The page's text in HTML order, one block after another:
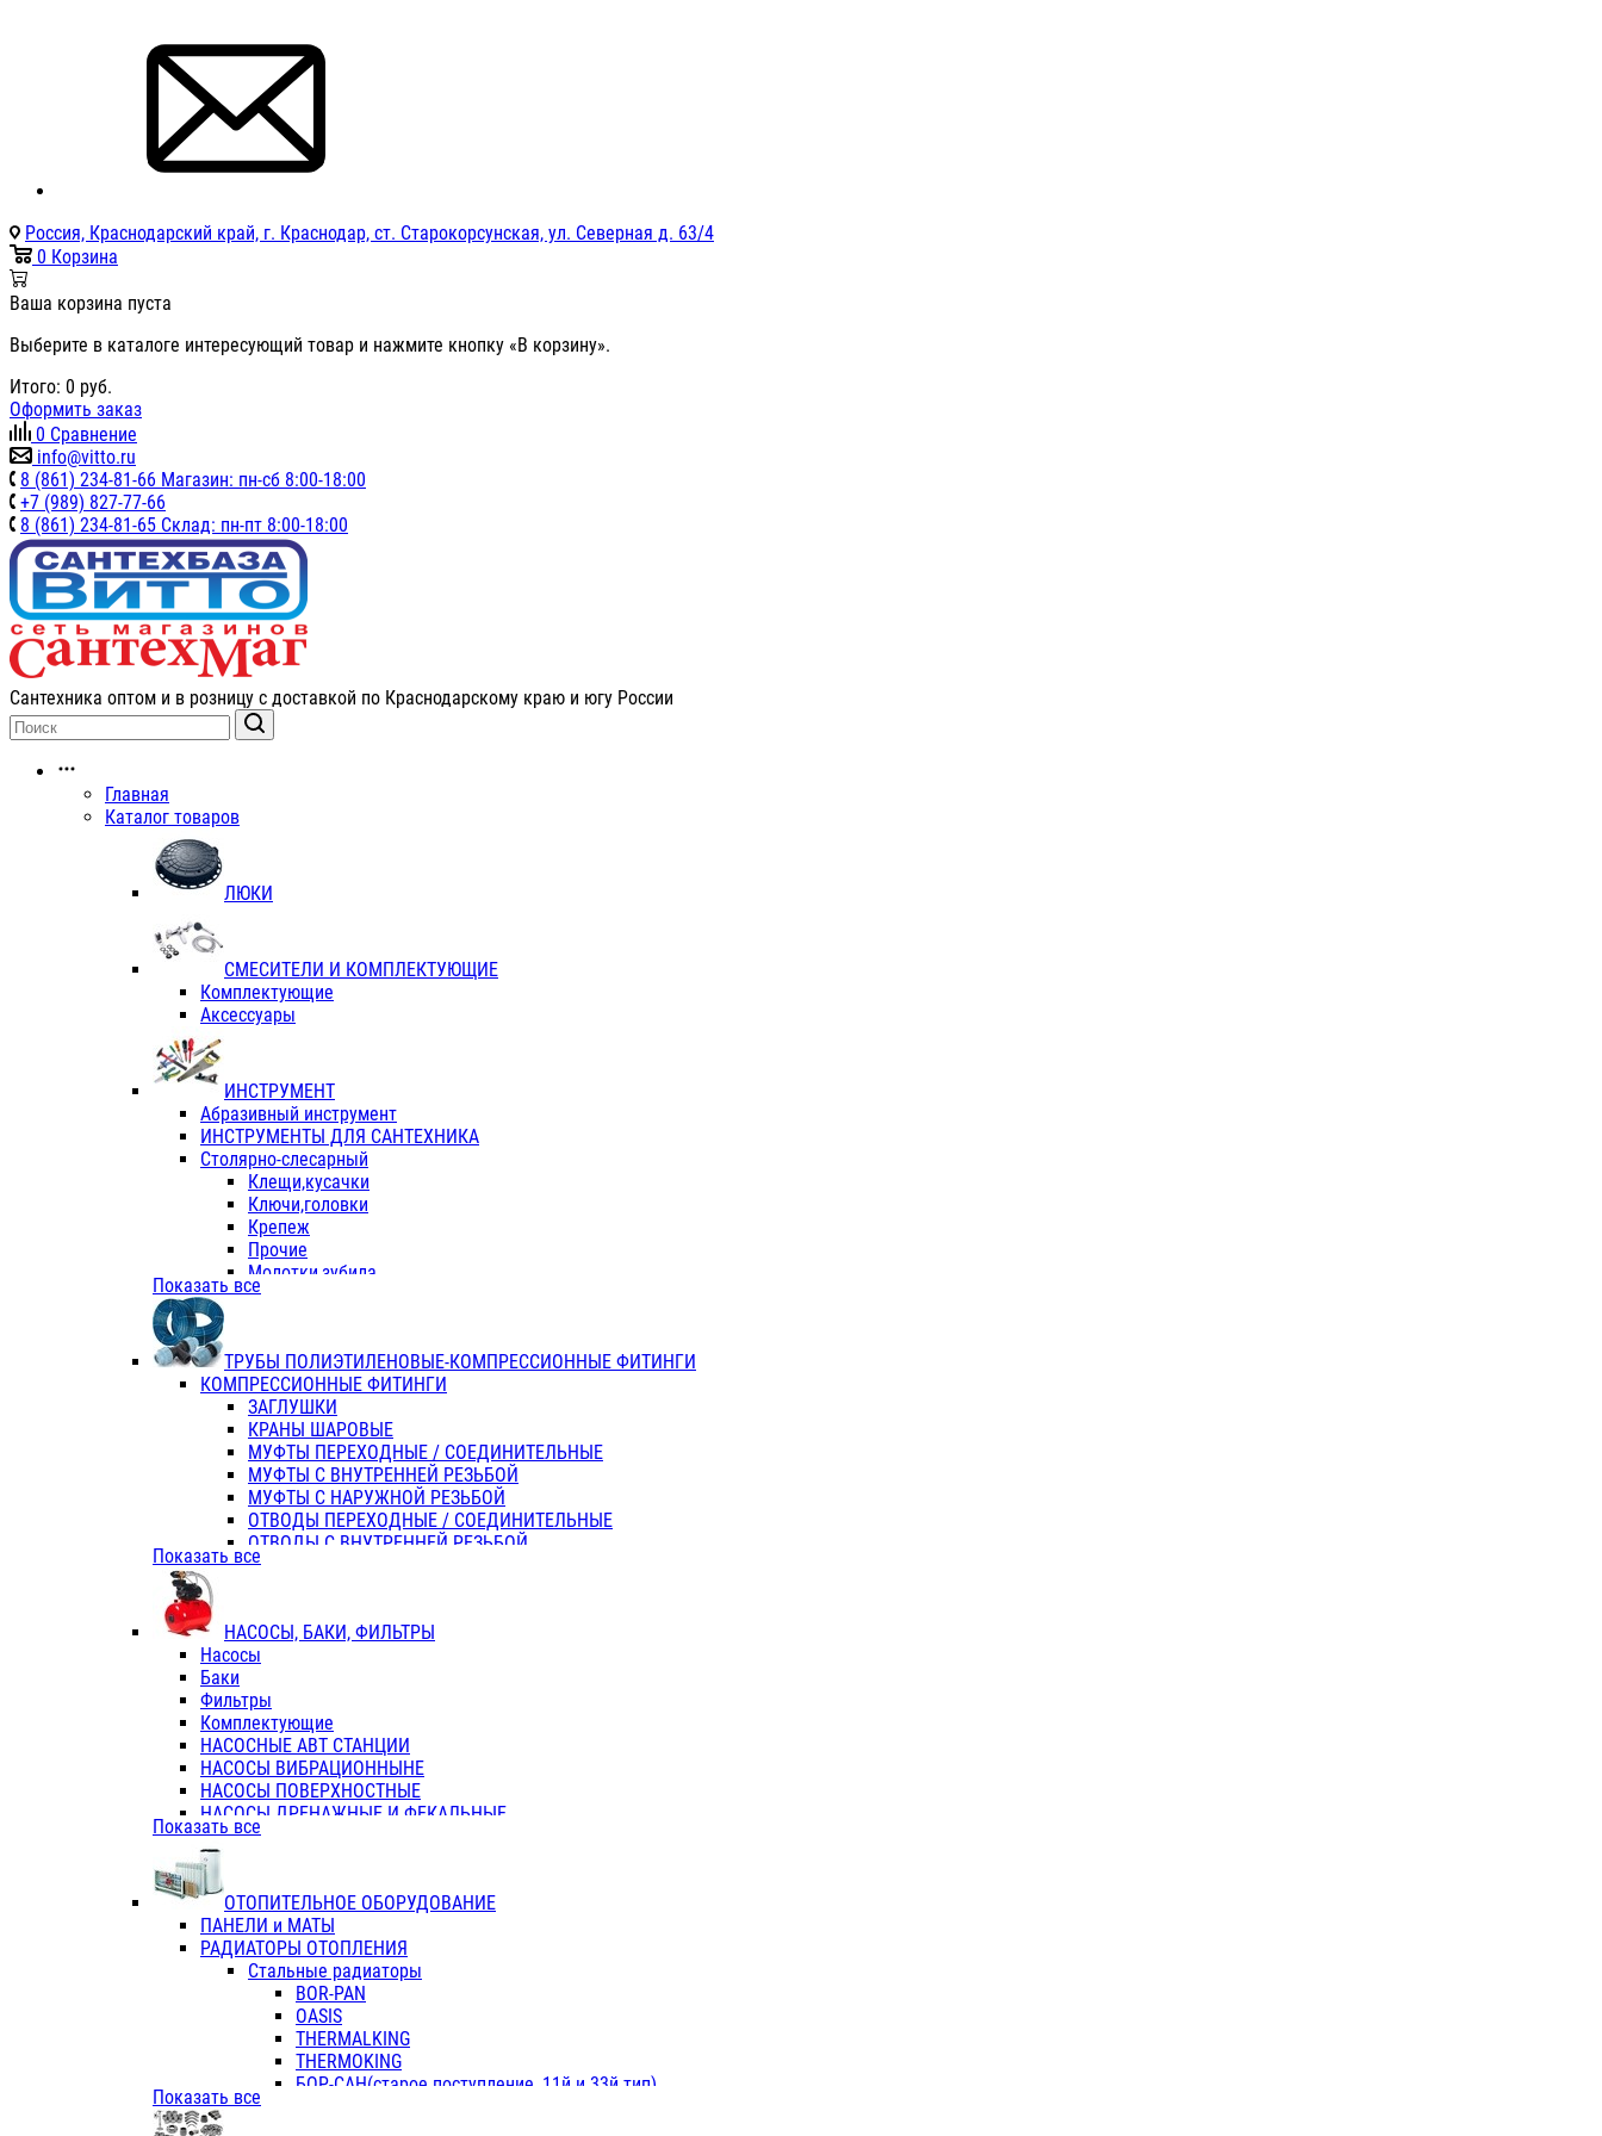
Россия, Краснодарский край, г. Краснодар, ст. Старокорсунская, ул. Северная д. 63/4
0 Корзина
Ваша корзина пуста
Выберите в каталоге интересующий товар и нажмите кнопку «В корзину».
Итого: 0 руб.
Оформить заказ
0 Сравнение
info@vitto.ru
8 (861) 234-81-66 Магазин: пн-сб 8:00-18:00
+7 (989) 827-77-66
8 (861) 234-81-65 Склад: пн-пт 8:00-18:00
Сантехника оптом и в розницу с доставкой по Краснодарскому краю и югу России
Главная
Каталог товаров
ЛЮКИ
СМЕСИТЕЛИ И КОМПЛЕКТУЮЩИЕ
Комплектующие
Аксессуары
ИНСТРУМЕНТ
Абразивный инструмент
ИНСТРУМЕНТЫ ДЛЯ САНТЕХНИКА
Столярно-слесарный
Клещи,кусачки
Ключи,головки
Крепеж
Прочие
Молотки,зубила
Пассатижи,тонкогубцы,утконосы
Отвертки
Хоз. инвентарь
ЭЛ. ИНСТРУМЕНТ OASIS
Показать все
ТРУБЫ ПОЛИЭТИЛЕНОВЫЕ-КОМПРЕССИОННЫЕ ФИТИНГИ
КОМПРЕССИОННЫЕ ФИТИНГИ
ЗАГЛУШКИ
КРАНЫ ШАРОВЫЕ
МУФТЫ ПЕРЕХОДНЫЕ / СОЕДИНИТЕЛЬНЫЕ
МУФТЫ С ВНУТРЕННЕЙ РЕЗЬБОЙ
МУФТЫ С НАРУЖНОЙ РЕЗЬБОЙ
ОТВОДЫ ПЕРЕХОДНЫЕ / СОЕДИНИТЕЛЬНЫЕ
ОТВОДЫ С ВНУТРЕННЕЙ РЕЗЬБОЙ
ОТВОДЫ С НАРУЖНОЙ РЕЗЬБОЙ
ТРОЙНИКИ ПЕРЕХОДНЫЕ / СОЕДИНИТЕЛЬНЫЕ
ТРОЙНИКИ С ВНУТРЕННЕЙ РЕЗЬБОЙ
КОЛЬЦА РЕЗИНОВЫЕ
ТРУБЫ НАПОРНЫЕ
ТРУБЫ ГОФРИРОВАННЫЕ ДВУХСЛ.
ТРУБЫ ПОЛИЭТИЛЕНОВЫЕ
Показать все
НАСОСЫ, БАКИ, ФИЛЬТРЫ
Насосы
Баки
Фильтры
Комплектующие
НАСОСНЫЕ АВТ СТАНЦИИ
НАСОСЫ ВИБРАЦИОННЫНЕ
НАСОСЫ ПОВЕРХНОСТНЫЕ
НАСОСЫ ДРЕНАЖНЫЕ И ФЕКАЛЬНЫЕ
НАСОСЫ ПОВЫСИТ и ЦИРКУЛЯЦИОННЫЕ
НАСОСЫ СКВАЖИННЫЕ
Показать все
ОТОПИТЕЛЬНОЕ ОБОРУДОВАНИЕ
ПАНЕЛИ и МАТЫ
РАДИАТОРЫ ОТОПЛЕНИЯ
Стальные радиаторы
BOR-PAN
OASIS
THERMALKING
THERMOKING
БОР-САН(старое поступление, 11й и 33й тип)
Показать все